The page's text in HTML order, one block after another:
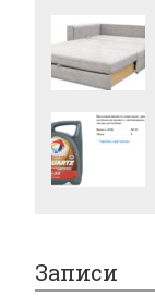
Записи